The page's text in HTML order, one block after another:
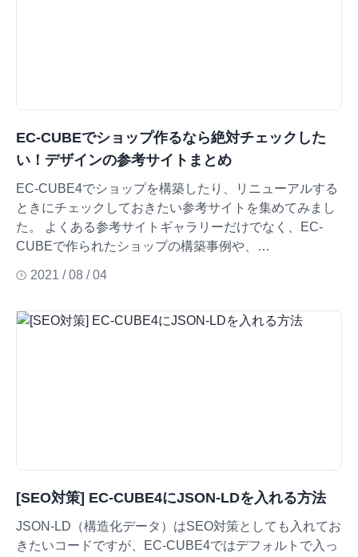
EC-CUBEでショップ作るなら絶対チェックした
い！デザインの参考サイトまとめ
EC-CUBE4でショップを構築したり、リニューアルする
ときにチェックしておきたい参考サイトを集めてみまし
た。 よくある参考サイトギャラリーだけでなく、EC-
CUBEで作られたショップの構築事例や、…
2021 / 08 / 04
[SEO対策] EC-CUBE4にJSON-LDを入れる方法
JSON-LD（構造化データ）はSEO対策としても入れてお
きたいコードですが、EC-CUBE4ではデフォルトで入っ